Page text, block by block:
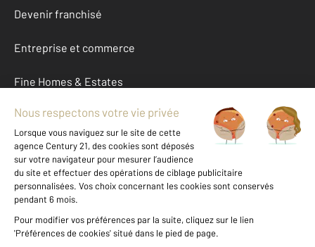
Devenir franchisé
Entreprise et commerce
Fine Homes & Estates
À propos
International
Nous contacter